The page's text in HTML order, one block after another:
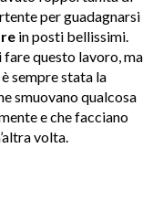
per guadagnarsi
in posti bellissimi.
questo lavoro, ma
è sempre stata la
smuovano qualcosa
e che facciano
volta.